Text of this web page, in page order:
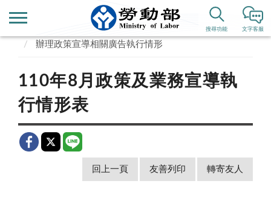
文字客服
搜尋功能
政府資訊公開
辦理政策宣導相關廣告執行情形
110年8月政策及業務宣導執
行情形表
回上一頁 友善列印 轉寄友人